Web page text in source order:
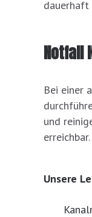
dauerhaft
Notfall
Bei einer
und
Unsere